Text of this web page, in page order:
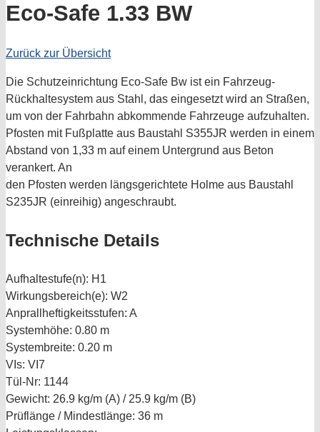
Eco-Safe 1.33 BW
Zurück zur Übersicht
Die Schutzeinrichtung Eco-Safe Bw ist ein Fahrzeug-
Rückhaltesystem aus Stahl, das eingesetzt wird an Straßen,
um von der Fahrbahn abkommende Fahrzeuge aufzuhalten.
Pfosten mit Fußplatte aus Baustahl S355JR werden in einem
Abstand von 1,33 m auf einem Untergrund aus Beton
verankert. An
den Pfosten werden längsgerichtete Holme aus Baustahl
S235JR (einreihig) angeschraubt.
Technische Details
Aufhaltestufe(n): H1
Wirkungsbereich(e): W2
Anprallheftigkeitsstufen: A
Systemhöhe: 0.80 m
Systembreite: 0.20 m
VIs: VI7
Tül-Nr: 1144
Gewicht: 26.9 kg/m (A) / 25.9 kg/m (B)
Prüflänge / Mindestlänge: 36 m